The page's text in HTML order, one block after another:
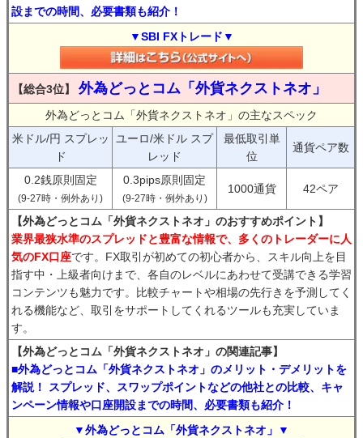
設までの時間、必要書類も紹介！
▼SBI FXトレード▼
【総合3位】 外為どっとコム「外貨ネクストネオ」
外為どっとコム「外貨ネクストネオ」の主なスペック
米ドル/円 スプレッ
ド
ユーロ/米ドル スプ
レッド
最低取引単
位
通貨ペア数
0.2銭原則固定
(9-27時・例外あり)
0.3pips原則固定
(9-27時・例外あり)
1000通貨 42ペア
【外為どっとコム「外貨ネクストネオ」のおすすめポイント】
業界最狭水準のスプレッドと豊富な情報で、多くのトレーダーに人
気のFX口座です。FX取引が初めての初心者から、スキル向上を目
指す中・上級者向けまで、各自のレベルにあわせて受講できる学習
コンテンツも魅力です。比較チャートや相場の先行きを予測してく
れる機能など、取引をサポートしてくれるツールも充実していま
す。
【外為どっとコム「外貨ネクストネオ」の関連記事】
■外為どっとコム「外貨ネクストネオ」のメリット・デメリットを
解説！ スプレッド、スワップポイントなどの他社との比較、キャ
ンペーン情報や口座開設までの時間、必要書類も紹介！
▼外為どっとコム「外貨ネクストネオ」▼